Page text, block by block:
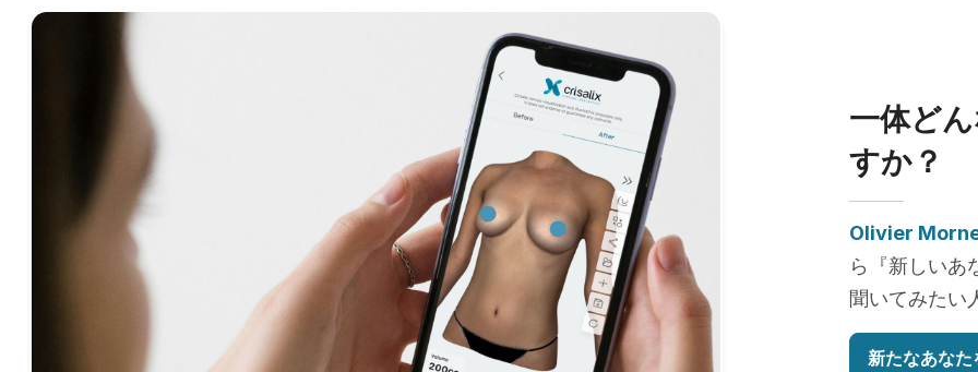
一体ど
すか？
Olivier
ら『新しいあ
聞いてみたい
新たなあな